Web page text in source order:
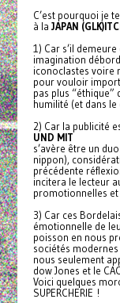
C’est pourquoi je
à la JAPAN
1) Car s’il
imagination
iconoclastes voire
pour vouloir
pas plus
humilité (et dans
2) Car la publicité
UND MIT
s’avère être un
nippon),
précédente
incitera le lecteur
promotionnelles et
3) Car ces
émotionnelle de
poisson en nous
sociétés
nous seulement
dow Jones et le
Voici quelques
SUPERCHERIE !